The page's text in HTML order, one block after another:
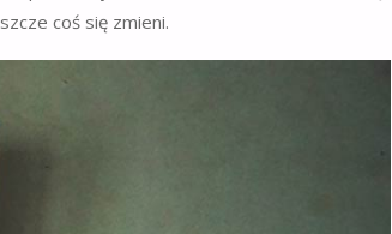
coś się zmieni.